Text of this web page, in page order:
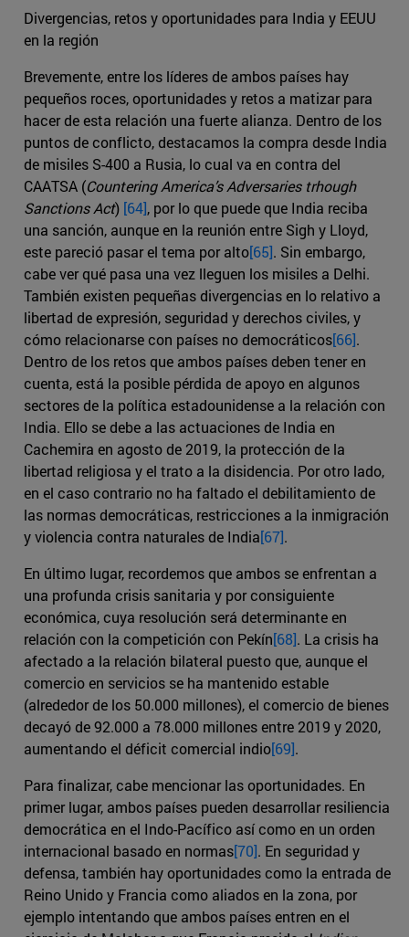
Divergencias, retos y oportunidades para India y EEUU
en la región
Brevemente, entre los líderes de ambos países hay
pequeños roces, oportunidades y retos a matizar para
hacer de esta relación una fuerte alianza. Dentro de los
puntos de conflicto, destacamos la compra desde India
de misiles S-400 a Rusia, lo cual va en contra del
CAATSA (Countering America’s Adversaries trhough
Sanctions Act) [64], por lo que puede que India reciba
una sanción, aunque en la reunión entre Sigh y Lloyd,
este pareció pasar el tema por alto[65]. Sin embargo,
cabe ver qué pasa una vez lleguen los misiles a Delhi.
También existen pequeñas divergencias en lo relativo a
libertad de expresión, seguridad y derechos civiles, y
cómo relacionarse con países no democráticos[66].
Dentro de los retos que ambos países deben tener en
cuenta, está la posible pérdida de apoyo en algunos
sectores de la política estadounidense a la relación con
India. Ello se debe a las actuaciones de India en
Cachemira en agosto de 2019, la protección de la
libertad religiosa y el trato a la disidencia. Por otro lado,
en el caso contrario no ha faltado el debilitamiento de
las normas democráticas, restricciones a la inmigración
y violencia contra naturales de India[67].
En último lugar, recordemos que ambos se enfrentan a
una profunda crisis sanitaria y por consiguiente
económica, cuya resolución será determinante en
relación con la competición con Pekín[68]. La crisis ha
afectado a la relación bilateral puesto que, aunque el
comercio en servicios se ha mantenido estable
(alrededor de los 50.000 millones), el comercio de bienes
decayó de 92.000 a 78.000 millones entre 2019 y 2020,
aumentando el déficit comercial indio[69].
Para finalizar, cabe mencionar las oportunidades. En
primer lugar, ambos países pueden desarrollar resiliencia
democrática en el Indo-Pacífico así como en un orden
internacional basado en normas[70]. En seguridad y
defensa, también hay oportunidades como la entrada de
Reino Unido y Francia como aliados en la zona, por
ejemplo intentando que ambos países entren en el